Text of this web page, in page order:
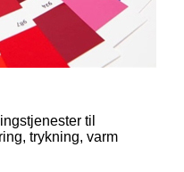
til
trykning, varm